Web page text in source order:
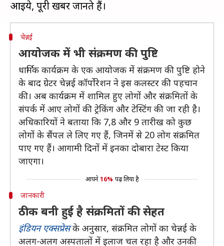
चेन्नई
आयोजक में भी संक्रमण की पुष्टि
धार्मिक कार्यक्रम के एक आयोजक में संक्रमण की पुष्टि होने
के बाद ग्रेटर चेन्नई कॉर्पोरेशन ने इस कलस्टर की पहचान
की। अब कार्यक्रम में शामिल हुए लोगों और संक्रमितों के
संपर्क में आए लोगों की ट्रेकिंग और टेस्टिंग की जा रही है।
अधिकारियों ने बताया कि 7,8 और 9 तारीख को कुछ
लोगों के सैंपल ले लिए गए हैं, जिनमें से 20 लोग संक्रमित
पाए गए हैं। आगामी दिनों में इनका दोबारा टेस्ट किया
जाएगा।
आपने 16% पढ़ लिया है
जानकारी
ठीक बनी हुई है संक्रमितों की सेहत
इंडियन एक्सप्रेसके अनुसार, संक्रमित लोगों का चेन्नई के
अलग-अलग अस्पतालों में इलाज चल रहा है और उनकी